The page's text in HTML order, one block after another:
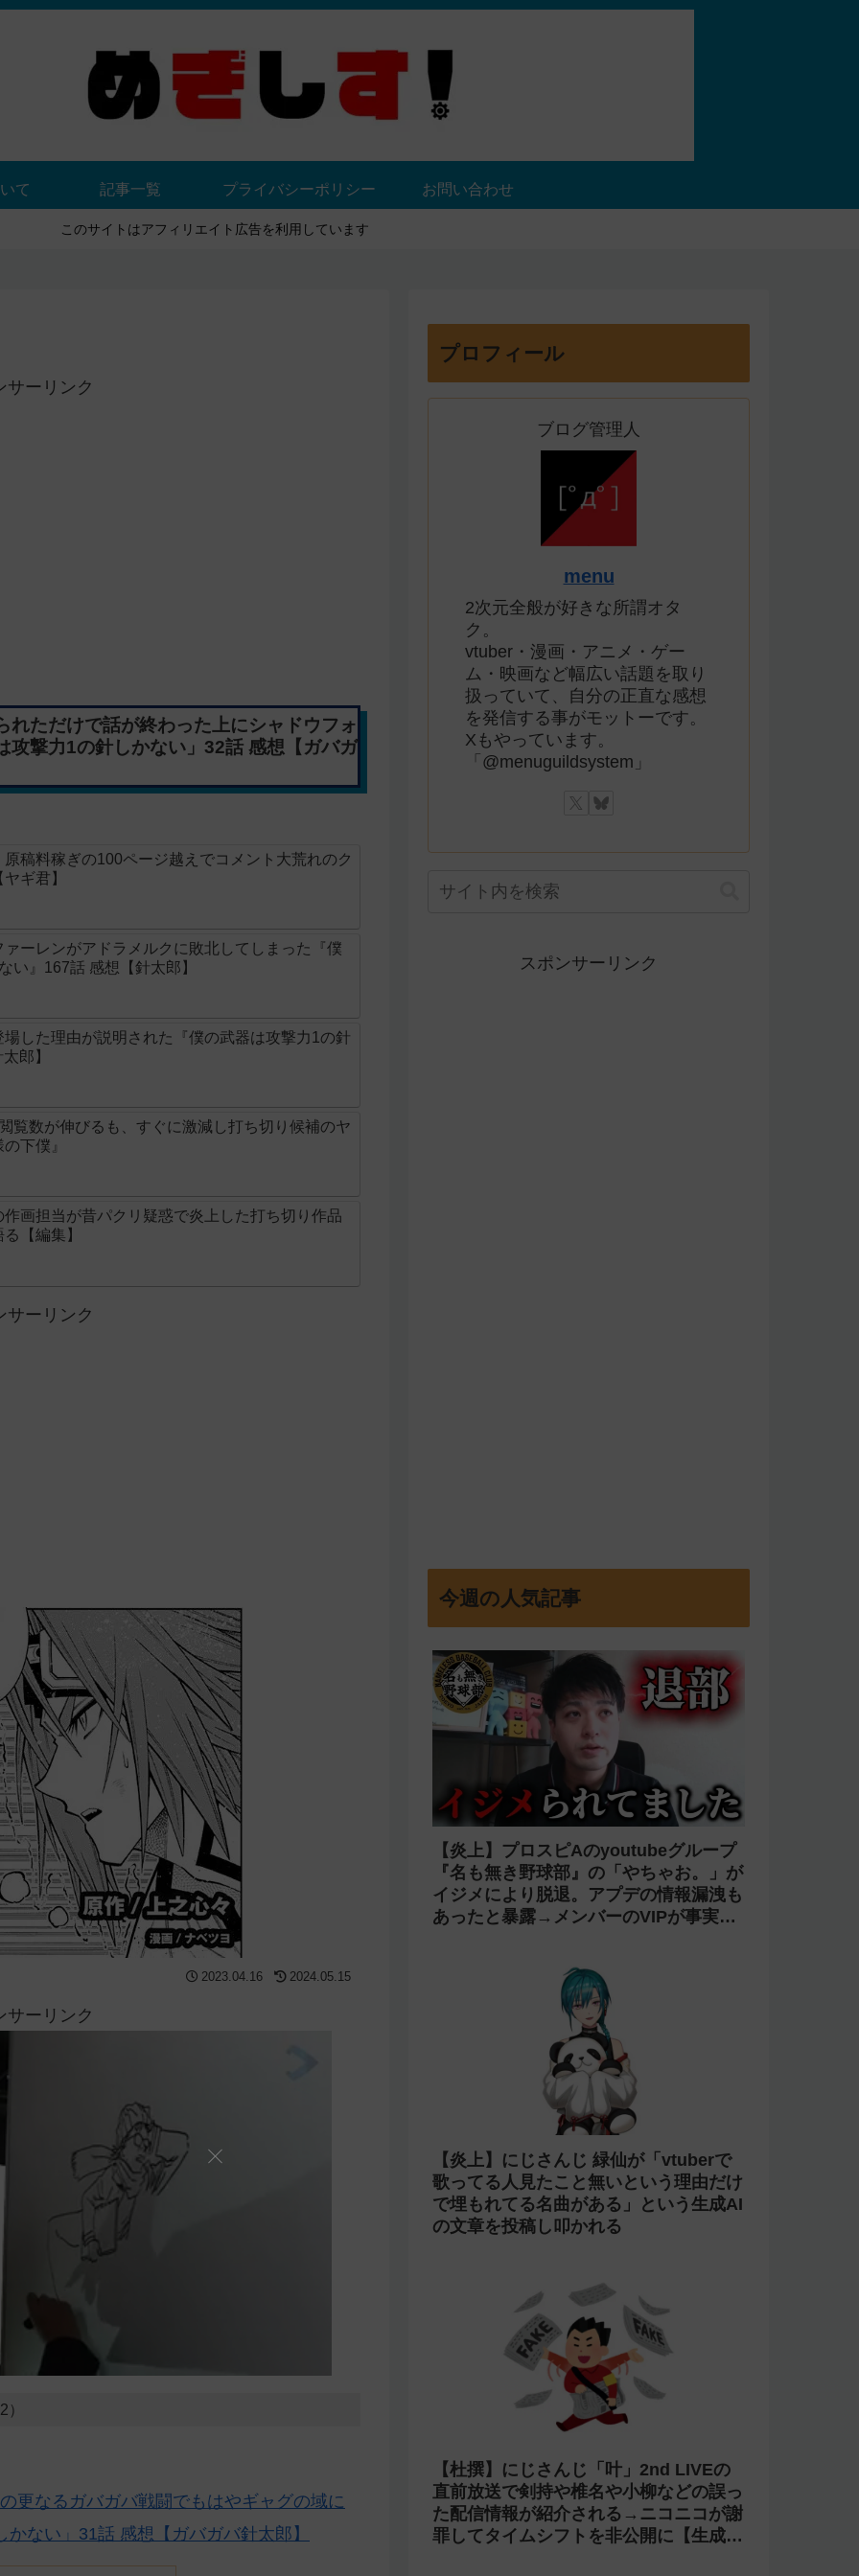
て 記事一覧 プライバシーポリシー お問い合わせ
このサイトはアフィリエイト広告を利用しています
サーリンク
ただけで話が終わった上にシャドウフォ
攻撃力1の針しかない」32話 感想【ガバガ
稿料稼ぎの100ページ越えでコメント大荒れのク
ギ君】
ーレンがアドラメルクに敗北してしまった『僕
い』167話 感想【針太郎】
した理由が説明された『僕の武器は攻撃力1の針
郎】
覧数が伸びるも、すぐに激減し打ち切り候補のヤ
下僕』
画担当が昔パクリ疑惑で炎上した打ち切り作品
【編集】
サーリンク
2023.04.16 2024.05.15
サーリンク
更なるガバガバ戦闘でもはやギャグの域に
ない」31話 感想【ガバガバ針太郎】
プロフィール
ブログ管理人
menu
2次元全般が好きな所謂オタ
ク。
vtuber・漫画・アニメ・ゲー
ム・映画など幅広い話題を取り
扱っていて、自分の正直な感想
を発信する事がモットーです。
Xもやっています。
「@menuguildsystem」
スポンサーリンク
今週の人気記事
【炎上】プロスピAのyoutubeグループ
『名も無き野球部』の「やちゃお。」が
イジメにより脱退。アプデの情報漏洩も
あったと暴露→メンバーのVIPが事実無
【炎上】にじさんじ 緑仙が「vtuberで
歌ってる人見たこと無いという理由だけ
で埋もれてる名曲がある」という生成AI
の文章を投稿し叩かれる
【杜撰】にじさんじ「叶」2nd LIVEの
直前放送で剣持や椎名や小柳などの誤っ
た配信情報が紹介される→ニコニコが謝
罪してタイムシフトを非公開に【生成